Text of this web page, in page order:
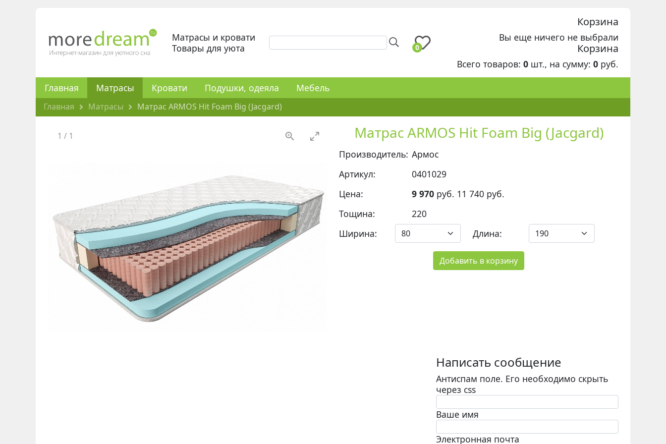
Матрасы и кровати
Товары для уюта
0
Корзина
Вы еще ничего не выбрали
Корзина
Всего товаров: 0шт., на сумму: 0руб.
Главная
Матрасы Кровати Подушки, одеяла Мебель
Главная Матрасы Матрас ARMOS Hit Foam Big (Jacgard)
1 / 1 Матрас ARMOS Hit Foam Big (Jacgard)
Производитель: Армос
Артикул:
0401029
Цена:
9 970 руб. 11 740 руб.
Тощина:
220
Ширина:
Длина:
Добавить в корзину
Написать сообщение
Антиспам поле. Его необходимо скрыть
через css
Ваше имя
Электронная почта